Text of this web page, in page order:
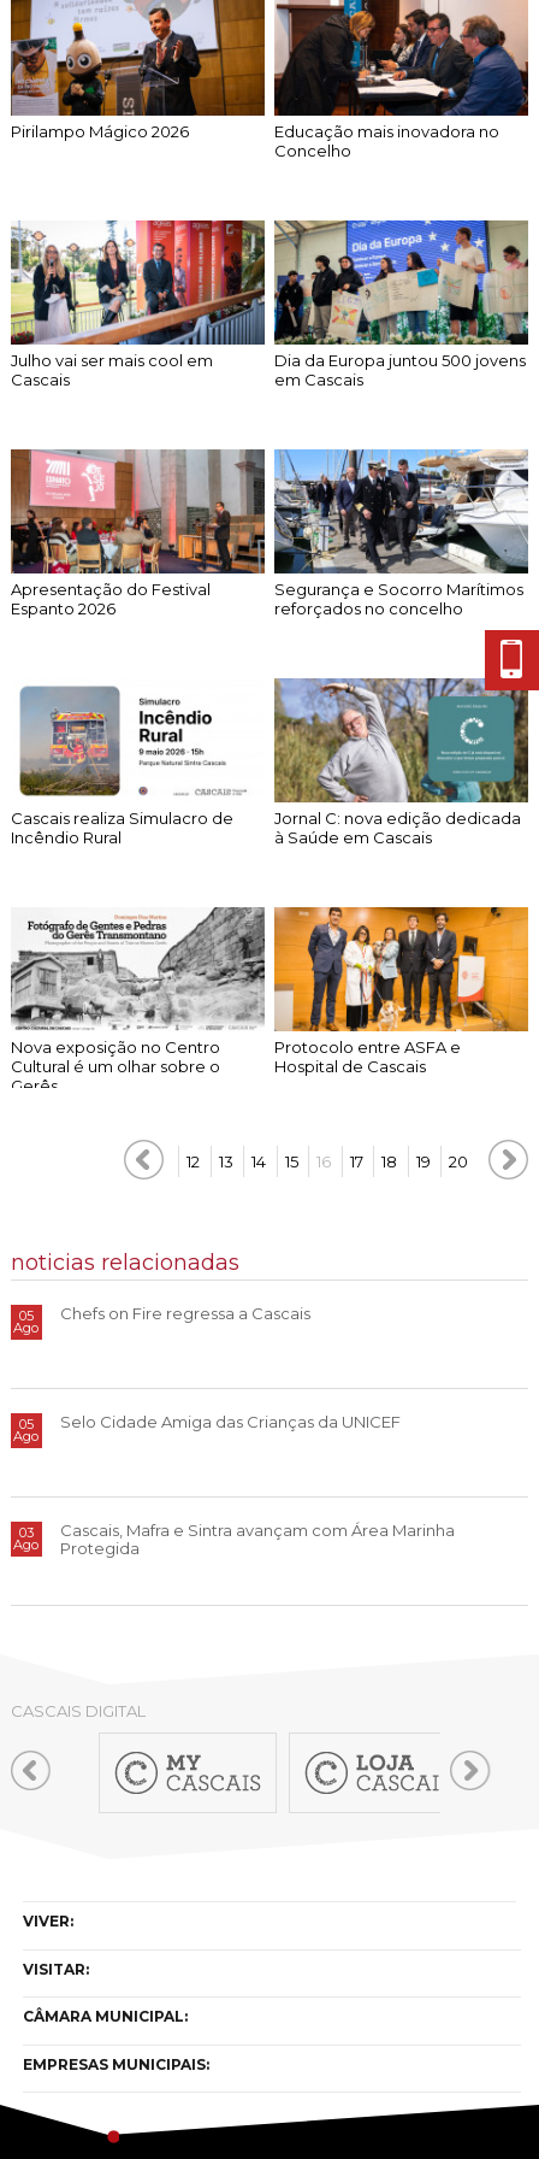
Planeamento Estratégico
Reabilitação urbana
Urbanismo
Cascais Próxima
Economia & Inovação
Governação
Mobilidade
Qualidade de vida
Jornal C
Agenda do executivo
VIVER
VISITAR
ESTUDAR
MOBILIDADE
INVESTIR EM CASCAIS
SERVIÇOS
Pirilampo Mágico 2026
Educação mais inovadora no
Concelho
Julho vai ser mais cool em
Cascais
Dia da Europa juntou 500 jovens
em Cascais
Apresentação do Festival
Espanto 2026
Segurança e Socorro Marítimos
reforçados no concelho
Cascais realiza Simulacro de
Incêndio Rural
Jornal C: nova edição dedicada
à Saúde em Cascais
Nova exposição no Centro
Cultural é um olhar sobre o
Gerês
Protocolo entre ASFA e
Hospital de Cascais
12 13 14 15 16 17 18 19 20
noticias relacionadas
05
Ago
Chefs on Fire regressa a Cascais
05
Ago
Selo Cidade Amiga das Crianças da UNICEF
03
Ago
Cascais, Mafra e Sintra avançam com Área Marinha
Protegida
CASCAIS DIGITAL
VIVER:
VISITAR:
CÂMARA MUNICIPAL:
EMPRESAS MUNICIPAIS: